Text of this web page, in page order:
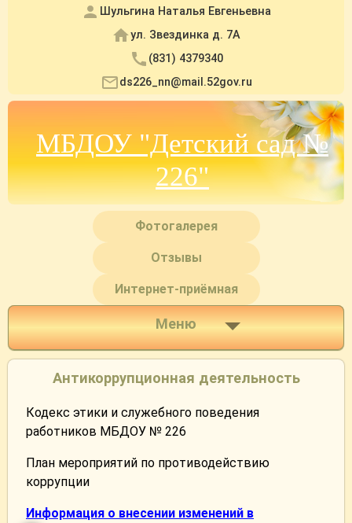
Шульгина Наталья Евгеньевна
ул. Звездинка д. 7А
(831) 4379340
ds226_nn@mail.52gov.ru
МБДОУ "Детский сад №
226"
Фотогалерея
Отзывы
Интернет-приёмная
Меню
Антикоррупционная деятельность
Кодекс этики и служебного поведения
работников МБДОУ № 226
План мероприятий по противодействию
коррупции
Информация о внесении изменений в